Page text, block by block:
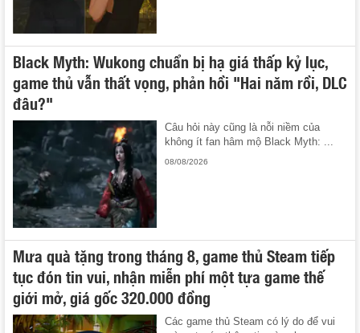
Black Myth: Wukong chuẩn bị hạ giá thấp kỷ lục,
game thủ vẫn thất vọng, phản hồi "Hai năm rồi, DLC
đâu?"
Câu hỏi này cũng là nỗi niềm của
không ít fan hâm mộ Black Myth: ...
08/08/2026
Mưa quà tặng trong tháng 8, game thủ Steam tiếp
tục đón tin vui, nhận miễn phí một tựa game thế
giới mở, giá gốc 320.000 đồng
Các game thủ Steam có lý do để vui